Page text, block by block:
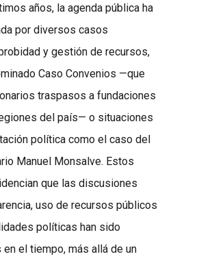
años, la agenda pública ha
por diversos casos
y gestión de recursos,
Caso Convenios —que
traspasos a fundaciones
del país— o situaciones
política como el caso del
Manuel Monsalve. Estos
que las discusiones
uso de recursos públicos
políticas han sido
el tiempo, más allá de un